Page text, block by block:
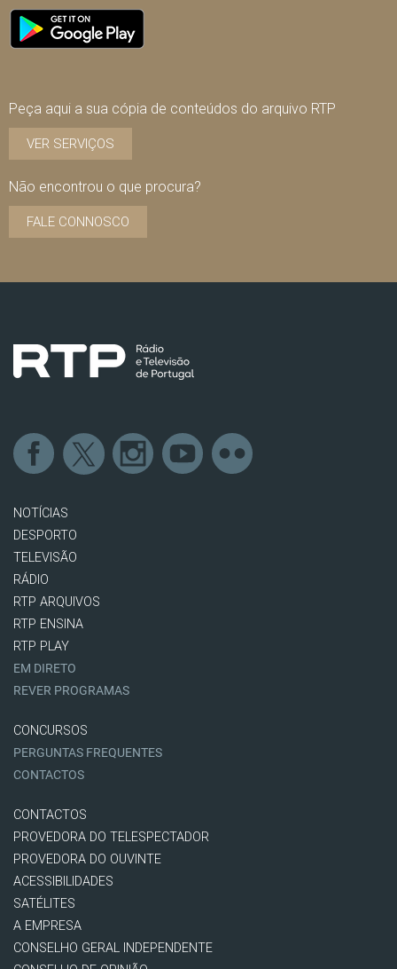
Peça aqui a sua cópia de conteúdos do arquivo RTP
VER SERVIÇOS
Não encontrou o que procura?
FALE CONNOSCO
NOTÍCIAS
DESPORTO
TELEVISÃO
RÁDIO
RTP ARQUIVOS
RTP ENSINA
RTP PLAY
EM DIRETO
REVER PROGRAMAS
CONCURSOS
PERGUNTAS FREQUENTES
CONTACTOS
CONTACTOS
PROVEDORA DO TELESPECTADOR
PROVEDORA DO OUVINTE
ACESSIBILIDADES
SATÉLITES
A EMPRESA
CONSELHO GERAL INDEPENDENTE